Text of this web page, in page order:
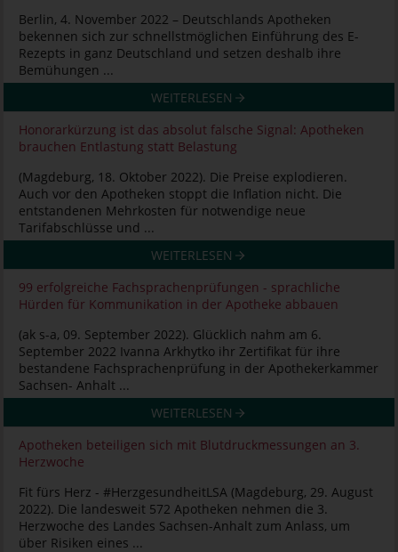
Berlin, 4. November 2022 – Deutschlands Apotheken
bekennen sich zur schnellstmöglichen Einführung des E-
Rezepts in ganz Deutschland und setzen deshalb ihre
Bemühungen ...
WEITERLESEN
Honorarkürzung ist das absolut falsche Signal: Apotheken
brauchen Entlastung statt Belastung
(Magdeburg, 18. Oktober 2022). Die Preise explodieren.
Auch vor den Apotheken stoppt die Inflation nicht. Die
entstandenen Mehrkosten für notwendige neue
Tarifabschlüsse und ...
WEITERLESEN
99 erfolgreiche Fachsprachenprüfungen - sprachliche
Hürden für Kommunikation in der Apotheke abbauen
(ak s-a, 09. September 2022). Glücklich nahm am 6.
September 2022 Ivanna Arkhytko ihr Zertifikat für ihre
bestandene Fachsprachenprüfung in der Apothekerkammer
Sachsen- Anhalt ...
WEITERLESEN
Apotheken beteiligen sich mit Blutdruckmessungen an 3.
Herzwoche
Fit fürs Herz - #HerzgesundheitLSA (Magdeburg, 29. August
2022). Die landesweit 572 Apotheken nehmen die 3.
Herzwoche des Landes Sachsen-Anhalt zum Anlass, um
über Risiken eines ...